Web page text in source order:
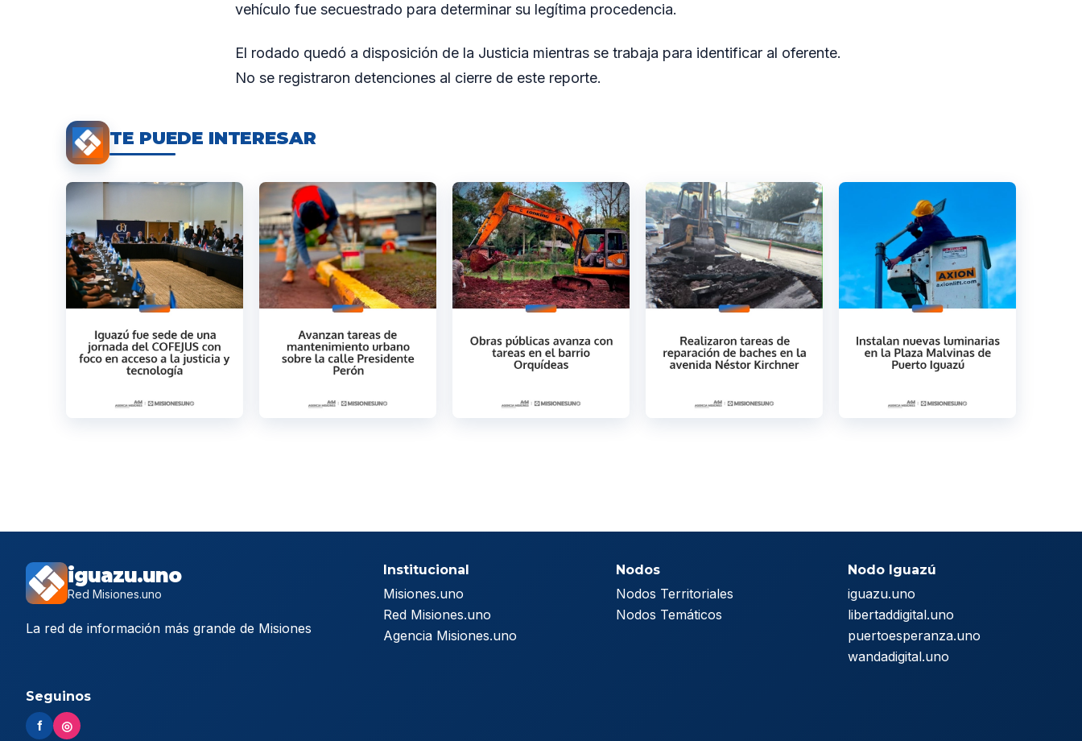
vehículo fue secuestrado para determinar su legítima procedencia.
El rodado quedó a disposición de la Justicia mientras se trabaja para identificar al oferente.
No se registraron detenciones al cierre de este reporte.
TE PUEDE INTERESAR
iguazu.uno
Red Misiones.uno
La red de información más grande de Misiones
Institucional
Misiones.uno
Red Misiones.uno
Agencia Misiones.uno
Nodos
Nodos Territoriales
Nodos Temáticos
Nodo Iguazú
iguazu.uno
libertaddigital.uno
puertoesperanza.uno
wandadigital.uno
Seguinos
f ◎